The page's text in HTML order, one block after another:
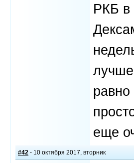
РКБ в
еще
#42 - 10 октября 2017, вторник